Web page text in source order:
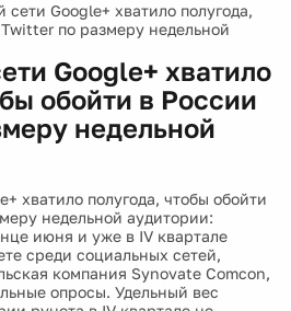
сети Google+ хватило полугода,
по размеру недельной
Google+ хватило
обойти в России
недельной
хватило полугода, чтобы обойти
недельной аудитории:
июня и уже в IV квартале
среди социальных сетей,
компания Synovate Comcon,
опросы. Удельный вес